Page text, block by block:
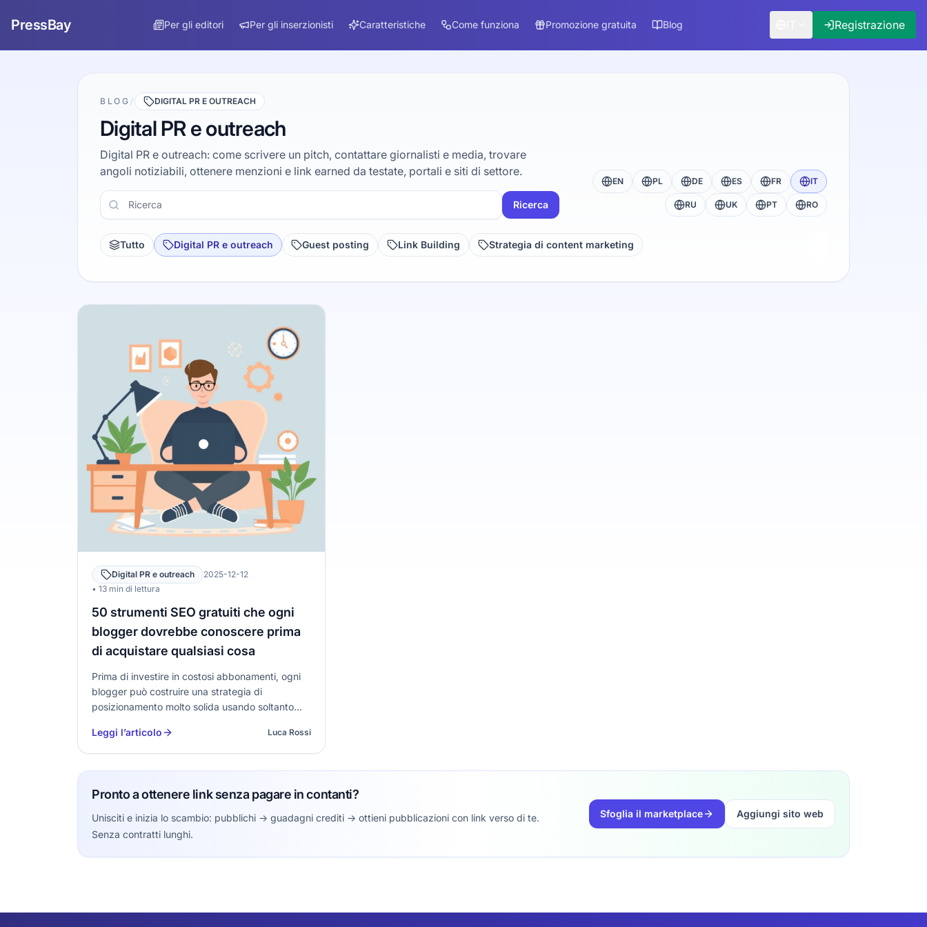
PressBay Per gli editori Per gli inserzionisti Caratteristiche Come funziona Promozione gratuita Blog Registrazione
BLOG / DIGITAL PR E OUTREACH
Digital PR e outreach
Digital PR e outreach: come scrivere un pitch, contattare giornalisti e media, trovare
angoli notiziabili, ottenere menzioni e link earned da testate, portali e siti di settore.
Ricerca
Ricerca
EN PL DE ES FR IT
RU UK PT RO
Tutto Digital PR e outreach Guest posting Link Building Strategia di content marketing
Digital PR e outreach
2025-12-12
• 13 min di lettura
50 strumenti SEO gratuiti che ogni
blogger dovrebbe conoscere prima
di acquistare qualsiasi cosa
Prima di investire in costosi abbonamenti, ogni
blogger può costruire una strategia di
posizionamento molto solida usando soltanto
chiave alla velocità del sito, dall’analisi dei
backlink alla qualità dei contenuti: esiste ormai…
Leggi l’articolo Luca Rossi
Pronto a ottenere link senza pagare in contanti?
Unisciti e inizia lo scambio: pubblichi -> guadagni crediti -> ottieni pubblicazioni con link verso di te.
Senza contratti lunghi.
Sfoglia il marketplace Aggiungi sito web